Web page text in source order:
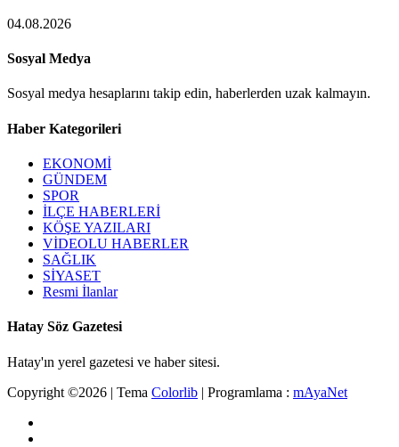
04.08.2026
Sosyal Medya
Sosyal medya hesaplarını takip edin, haberlerden uzak kalmayın.
Haber Kategorileri
EKONOMİ
GÜNDEM
SPOR
İLÇE HABERLERİ
KÖŞE YAZILARI
VİDEOLU HABERLER
SAĞLIK
SİYASET
Resmi İlanlar
Hatay Söz Gazetesi
Hatay'ın yerel gazetesi ve haber sitesi.
Copyright ©2026 | Tema Colorlib | Programlama : mAyaNet